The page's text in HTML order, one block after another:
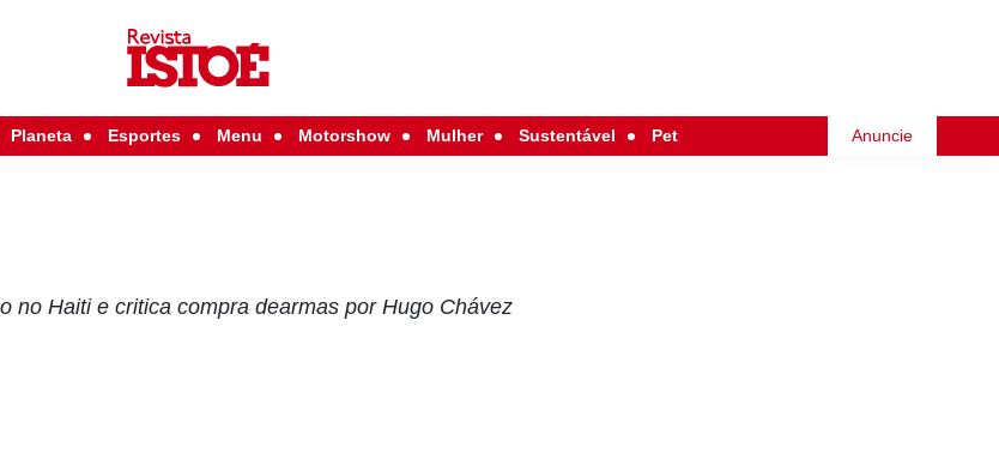
Planeta Esportes Menu Motorshow Mulher Sustentável Pet Anuncie
no Haiti e critica compra dearmas por Hugo Chávez